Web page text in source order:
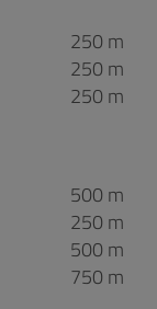
250 m
250 m
250 m
500 m
250 m
500 m
750 m